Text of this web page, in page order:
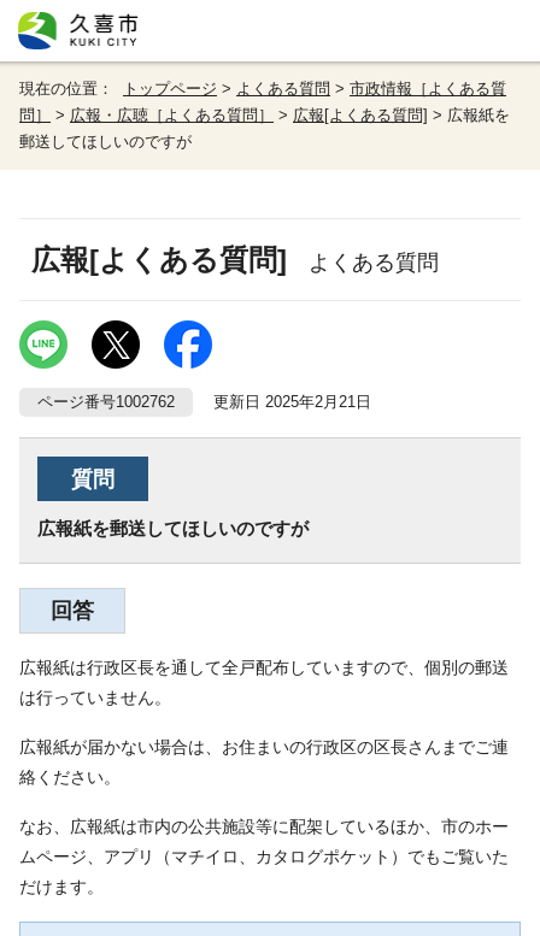
現在の位置： トップページ > よくある質問 > 市政情報［よくある質
問］
> 広報・広聴［よくある質問］ > 広報[よくある質問] > 広報紙を
郵送してほしいのですが
広報[よくある質問] よくある質問
ページ番号1002762 更新日 2025年2月21日
質問
広報紙を郵送してほしいのですが
回答
広報紙は行政区長を通して全戸配布していますので、個別の郵送
は行っていません。
広報紙が届かない場合は、お住まいの行政区の区長さんまでご連
絡ください。
なお、広報紙は市内の公共施設等に配架しているほか、市のホー
ムページ、アプリ（マチイロ、カタログポケット）でもご覧いた
だけます。